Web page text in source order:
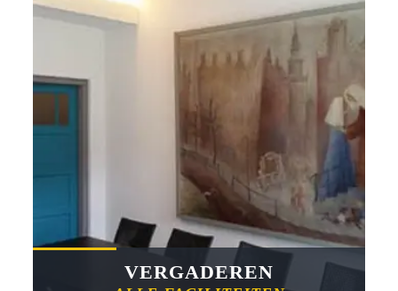
VERGADEREN